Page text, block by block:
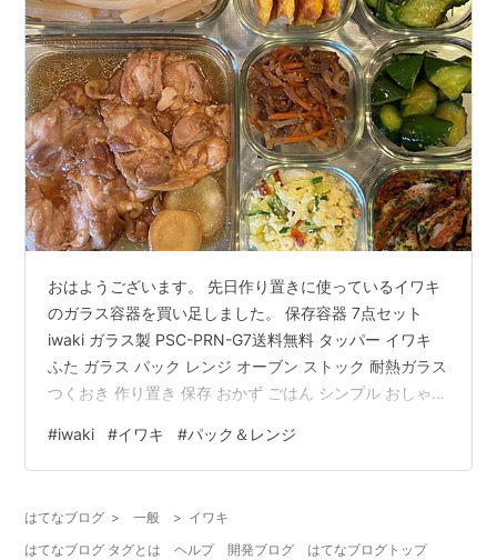
おはようございます。 先日作り置きに使っているイワキ
のガラス容器を買い足しました。 保存容器 7点セット
iwaki ガラス製 PSC-PRN-G7送料無料 タッパー イワキ
ふた ガラス パック レンジ オーブン ストック 耐熱ガラス
つくおき 作り置き 保存 おかず ごはん シンプル おしゃれ
は作り置きをすることも増えて容器が足りないと思うこ
とも増えてきたので、同じものをもう一セット購入。 も
使っていたのですが、親とおかずのやり取りをしてタッ
パーを返すときに『これはうちのじゃないよ…
#iwaki #イワキ #パック＆レンジ
はてなブログ > 一般 > イワキ
はてなブログ タグとは
ヘルプ 開発ブログ はてなブログトップ